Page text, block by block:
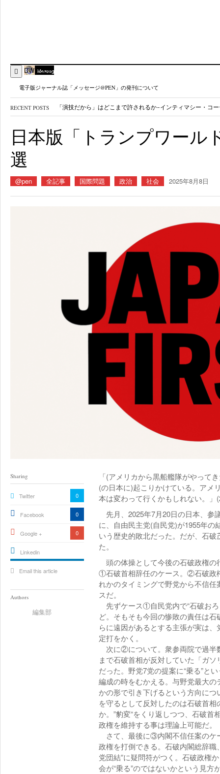
DW Focus
電子版ジャーナル誌「メッセージ@PEN」の発刊について
RECENT POSTS
千里発 僕とメディアとニュータウン- 2026年8月3日
御巣鷹41年 ボ社には「修理ミスの理由」を公表する責任が
〈ネット社会を生きる〉ジャーナリスト魂こそがSNSの病理
AIが新卒採用を脅かす～メディアが伝えるもの～
- 2026年7月
日本版「トランプワール
選
@pen 全記事 国際問題 政治 社会 2025年8月8日
「(アメリカから黒船艦隊がやって
(の日本に)起こりかけている。アメ
本は変わって行くかもしれない。
先月、2025年7月20日の日本、参
に、自由民主党(自民党)が1955年
いう歴史的敗北だった。だが、石
た。
頭の体操として今後の石破政権の
①石破首相辞任のケース。②石破政
れかのタイミングで野党から不信
スだ。
先ずケース①自民党内で“石破お
ど。そもそも今回の惨敗の責任は
らに遠因があるとする主張が実は
定打をかく。
次に②について。衆参両院で過半
まで石破首相が反対していた「ガ
だった。野党7党の提案に“乗る”と
編成の時をむかえる。与野党最大
かの形で引き下げるという方向に
を守るとして反対したのは石破首
か。”豹変“をくり返しつつ、石破
政権を維持する事は理論上可能だ。
さて、最後に③内閣不信任案のケ
政権を打倒できる。石破内閣総辞職
党団結”に疑問符がつく。石破政権
会が“乗る”のではないかという見方
Sharing
Twitter 0
Facebook 0
Google + 0
Linkedin
icon[type=linkedin-bug]
Email this article
Authors
編集部